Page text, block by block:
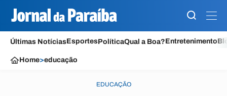
Últimas NotíciasEsportesPolíticaQual a Boa?Entretenimento
Home>educação
EDUCAÇÃO